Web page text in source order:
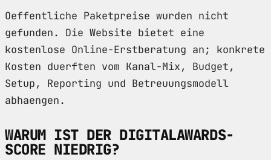
Oeffentliche Paketpreise wurden nicht
gefunden. Die Website bietet eine
kostenlose Online-Erstberatung an; konkrete
Kosten duerften vom Kanal-Mix, Budget,
Setup, Reporting und Betreuungsmodell
abhaengen.
WARUM IST DER DIGITALAWARDS-
SCORE NIEDRIG?